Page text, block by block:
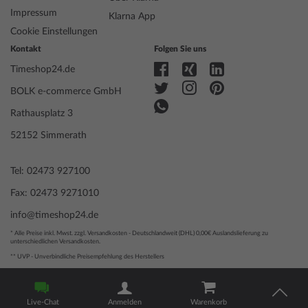
Live-Chat Anmelden Warenkorb
Anzeige
Automatik
Funktionen
Gehäusebreite
43
Gehäusedicke
Wasserdichte
Oberfläche
Gehäuse Boden
Zifferblatt Farbe
Schwarz
Armband Material
Kalbsleder
Armband Style
Lederarmband
Impressum
Cookie Einstellungen
Klarna App
Kontakt
Timeshop24.de
BOLK e-commerce GmbH
Rathausplatz 3
52152 Simmerath
Tel: 02473 927100
Fax: 02473 9271010
info@timeshop24.de
Folgen Sie uns
* Alle Preise inkl. Mwst. zzgl. Versandkosten - Deutschlandweit (DHL) 0,00€ Auslandslieferung zu
unterschiedlichen Versandkosten.
** UVP - Unverbindliche Preisempfehlung des Herstellers
© 2004 - 2026, BOLK e-commerce GmbH | Technische Umsetzung
durchwww.mediarox.de